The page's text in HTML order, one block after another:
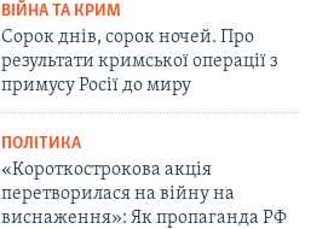
ВІЙНА ТА КРИМ
Сорок днів, сорок ночей. Про
результати кримської операції з
примусу Росії до миру
ПОЛІТИКА
«Короткострокова акція
перетворилася на війну на
виснаження»: Як пропаганда РФ